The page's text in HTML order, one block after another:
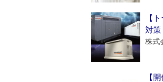
【
対策
株式
【